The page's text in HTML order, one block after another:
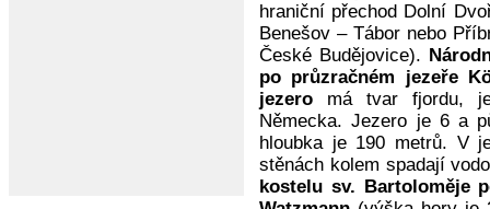
hraniční přechod Dolní
Benešov – Tábor nebo
České Budějovice).
po průzračném jezeře
jezero má tvar fjordu,
Německa. Jezero je 6 a
hloubka je 190 metrů. V
stěnách kolem spadají
kostelu sv. Bartoloměje